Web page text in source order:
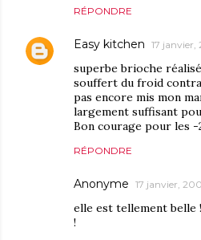
RÉPONDRE
Easy kitchen 17 janvier,
superbe brioche
souffert du froid
pas encore mis mon
largement suffisant
Bon courage pour les -
RÉPONDRE
Anonyme 17 janvier,
elle est tellement belle
!